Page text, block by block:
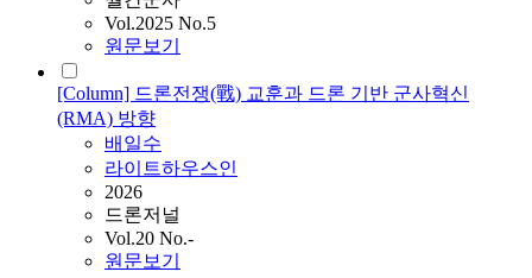
Vol.2025 No.5
원문보기
[Column] 드론전쟁(戰) 교훈과 드론 기반 군사혁신
(RMA) 방향
배일수
라이트하우스인
2026
드론저널
Vol.20 No.-
원문보기